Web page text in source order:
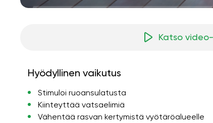
Katso
Hyödyllinen vaikutus
Stimuloi ruoansulatusta
Kiinteyttää vatsaelimiä
Vähentää rasvan kertymistä vyötäröalueelle